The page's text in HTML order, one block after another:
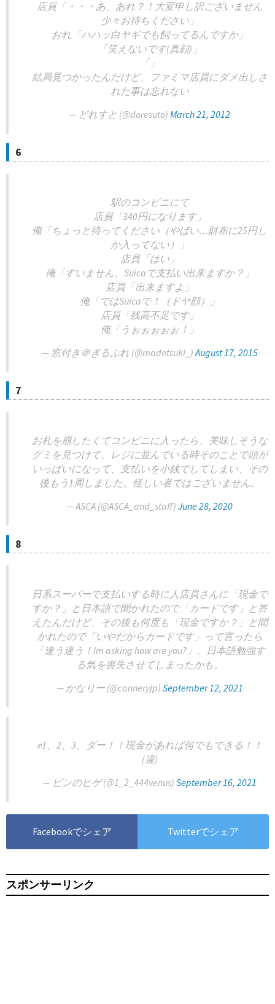
店員「・・・あ、あれ？！大変申し訳ございません
少々お待ちください」
おれ「ハハッ白ヤギでも飼ってるんですか」
「笑えないです(真顔)」
「」
結局見つかったんだけど、ファミマ店員にダメ出しさ
れた事は忘れない
— どれすと (@doresuto) March 21, 2012
6
駅のコンビニにて
店員「340円になります」
俺「ちょっと待ってください（やばい…財布に25円し
か入ってない）」
店員「はい」
俺「すいません、Suicaで支払い出来ますか？」
店員「出来ますよ」
俺「ではSuicaで！（ドヤ顔）」
店員「残高不足です」
俺「うぉぉぉぉぉ！」
— 窓付き＠ぎるぷれ (@madotsuki_)August 17, 2015
7
お札を崩したくてコンビニに入ったら、美味しそうな
グミを見つけて、レジに並んでいる時そのことで頭が
いっぱいになって、支払いを小銭でしてしまい、その
後もう1周しました。怪しい者ではございません。
— ASCA (@ASCA_and_staff) June 28, 2020
8
日系スーパーで支払いする時に人店員さんに「現金で
すか？」と日本語で聞かれたので「カードです」と答
えたんだけど、その後も何度も「現金ですか？」と聞
かれたので「いやだからカードです」って言ったら
「違う違う！Im asking how are you?」。日本語勉強す
る気を喪失させてしまったかも。
— かなりー (@canneryjp) September 12, 2021
✊1、2、3、ダー！！現金があれば何でもできる！！
(違)
— ピンのヒゲ (@1_2_444venus) September 16, 2021
Facebookでシェア Twitterでシェア
スポンサーリンク